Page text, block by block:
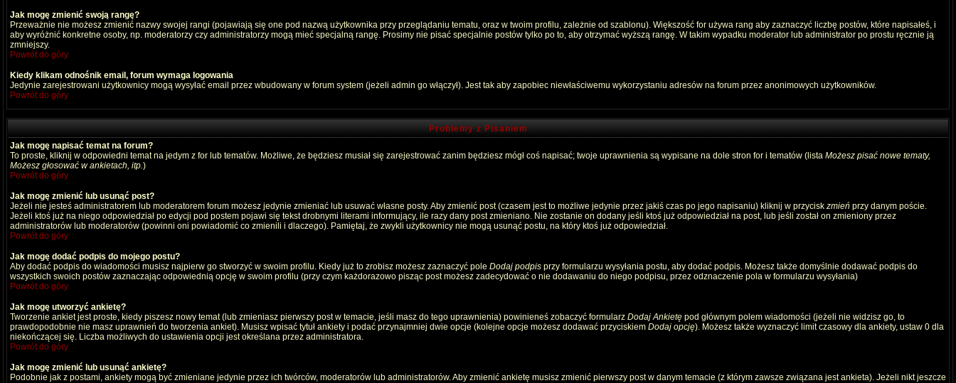
Jak mogę zmienić swoją rangę?
Przeważnie nie możesz zmienić nazwy swojej rangi (pojawiają się one pod nazwą użytkownika przy przeglądaniu tematu, oraz w twoim profilu, zależnie od szablonu). Większość for używa rang aby zaznaczyć liczbę postów, które napisałeś, i
aby wyróżnić konkretne osoby, np. moderatorzy czy administratorzy mogą mieć specjalną rangę. Prosimy nie pisać specjalnie postów tylko po to, aby otrzymać wyższą rangę. W takim wypadku moderator lub administrator po prostu ręcznie ją
zmniejszy.
Powrót do góry
Kiedy klikam odnośnik email, forum wymaga logowania
Jedynie zarejestrowani użytkownicy mogą wysyłać email przez wbudowany w forum system (jeżeli admin go włączył). Jest tak aby zapobiec niewłaściwemu wykorzystaniu adresów na forum przez anonimowych użytkowników.
Powrót do góry
Problemy z Pisaniem
Jak mogę napisać temat na forum?
To proste, kliknij w odpowiedni temat na jedym z for lub tematów. Możliwe, że będziesz musiał się zarejestrować zanim będziesz mógł coś napisać; twoje uprawnienia są wypisane na dole stron for i tematów (lista Możesz pisać nowe tematy,
Możesz głosować w ankietach, itp.)
Powrót do góry
Jak mogę zmienić lub usunąć post?
Jeżeli nie jesteś administratorem lub moderatorem forum możesz jedynie zmieniać lub usuwać własne posty. Aby zmienić post (czasem jest to możliwe jedynie przez jakiś czas po jego napisaniu) kliknij w przycisk zmień przy danym poście.
Jeżeli ktoś już na niego odpowiedział po edycji pod postem pojawi się tekst drobnymi literami informujący, ile razy dany post zmieniano. Nie zostanie on dodany jeśli ktoś już odpowiedział na post, lub jeśli został on zmieniony przez
administratorów lub moderatorów (powinni oni powiadomić co zmienili i dlaczego). Pamiętaj, że zwykli użytkownicy nie mogą usunąć postu, na który ktoś już odpowiedział.
Powrót do góry
Jak mogę dodać podpis do mojego postu?
Aby dodać podpis do wiadomości musisz najpierw go stworzyć w swoim profilu. Kiedy już to zrobisz możesz zaznaczyć pole Dodaj podpis przy formularzu wysyłania postu, aby dodać podpis. Możesz także domyślnie dodawać podpis do
wszystkich swoich postów zaznaczając odpowiednią opcję w swoim profilu (przy czym każdorazowo pisząc post możesz zadecydować o nie dodawaniu do niego podpisu, przez odznaczenie pola w formularzu wysyłania)
Powrót do góry
Jak mogę utworzyć ankietę?
Tworzenie ankiet jest proste, kiedy piszesz nowy temat (lub zmieniasz pierwszy post w temacie, jeśli masz do tego uprawnienia) powinieneś zobaczyć formularz Dodaj Ankietę pod głównym polem wiadomości (jeżeli nie widzisz go, to
prawdopodobnie nie masz uprawnień do tworzenia ankiet). Musisz wpisać tytuł ankiety i podać przynajmniej dwie opcje (kolejne opcje możesz dodawać przyciskiem Dodaj opcję). Możesz także wyznaczyć limit czasowy dla ankiety, ustaw 0 dla
niekończącej się. Liczba możliwych do ustawienia opcji jest określana przez administratora.
Powrót do góry
Jak mogę zmienić lub usunąć ankietę?
Podobnie jak z postami, ankiety mogą być zmieniane jedynie przez ich twórców, moderatorów lub administratorów. Aby zmienić ankietę musisz zmienić pierwszy post w danym temacie (z którym zawsze związana jest ankieta). Jeżeli nikt jeszcze